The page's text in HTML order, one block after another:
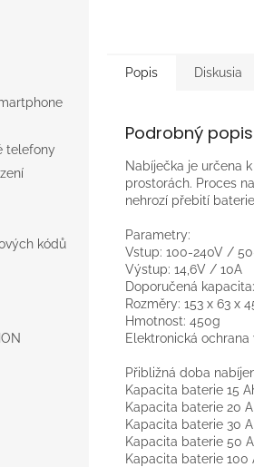
telefony
kódů
Popis Diskusia
Podrobný popis
Nabíječka je určena
prostorách. Proces
nehrozí přebití
Parametry:
Vstup: 100-240V /
Výstup: 14,6V / 10A
Doporučená
Rozměry: 153 x 63 x
Hmotnost: 450g
Elektronická
Přibližná doba
Kapacita baterie 15
Kapacita baterie 20
Kapacita baterie 30
Kapacita baterie 50
Kapacita baterie 100